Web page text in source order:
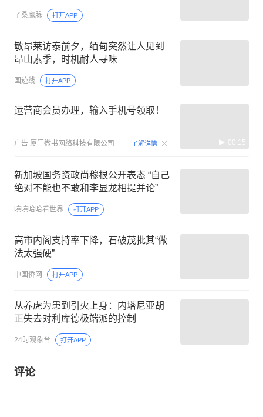
子桑鹰脉 打开APP
敏昂莱访泰前夕，缅甸突然让人见到
昂山素季，时机耐人寻味
国迹线 打开APP
运营商会员办理，输入手机号领取！
广告 厦门微书网络科技有限公司 了解详情 00:15
新加坡国务资政尚穆根公开表态 “自己
绝对不能也不敢和李显龙相提并论”
嘻嘻哈哈看世界 打开APP
高市内阁支持率下降，石破茂批其“做
法太强硬”
中国侨网 打开APP
从养虎为患到引火上身：内塔尼亚胡
正失去对利库德极端派的控制
24时观象台 打开APP
评论